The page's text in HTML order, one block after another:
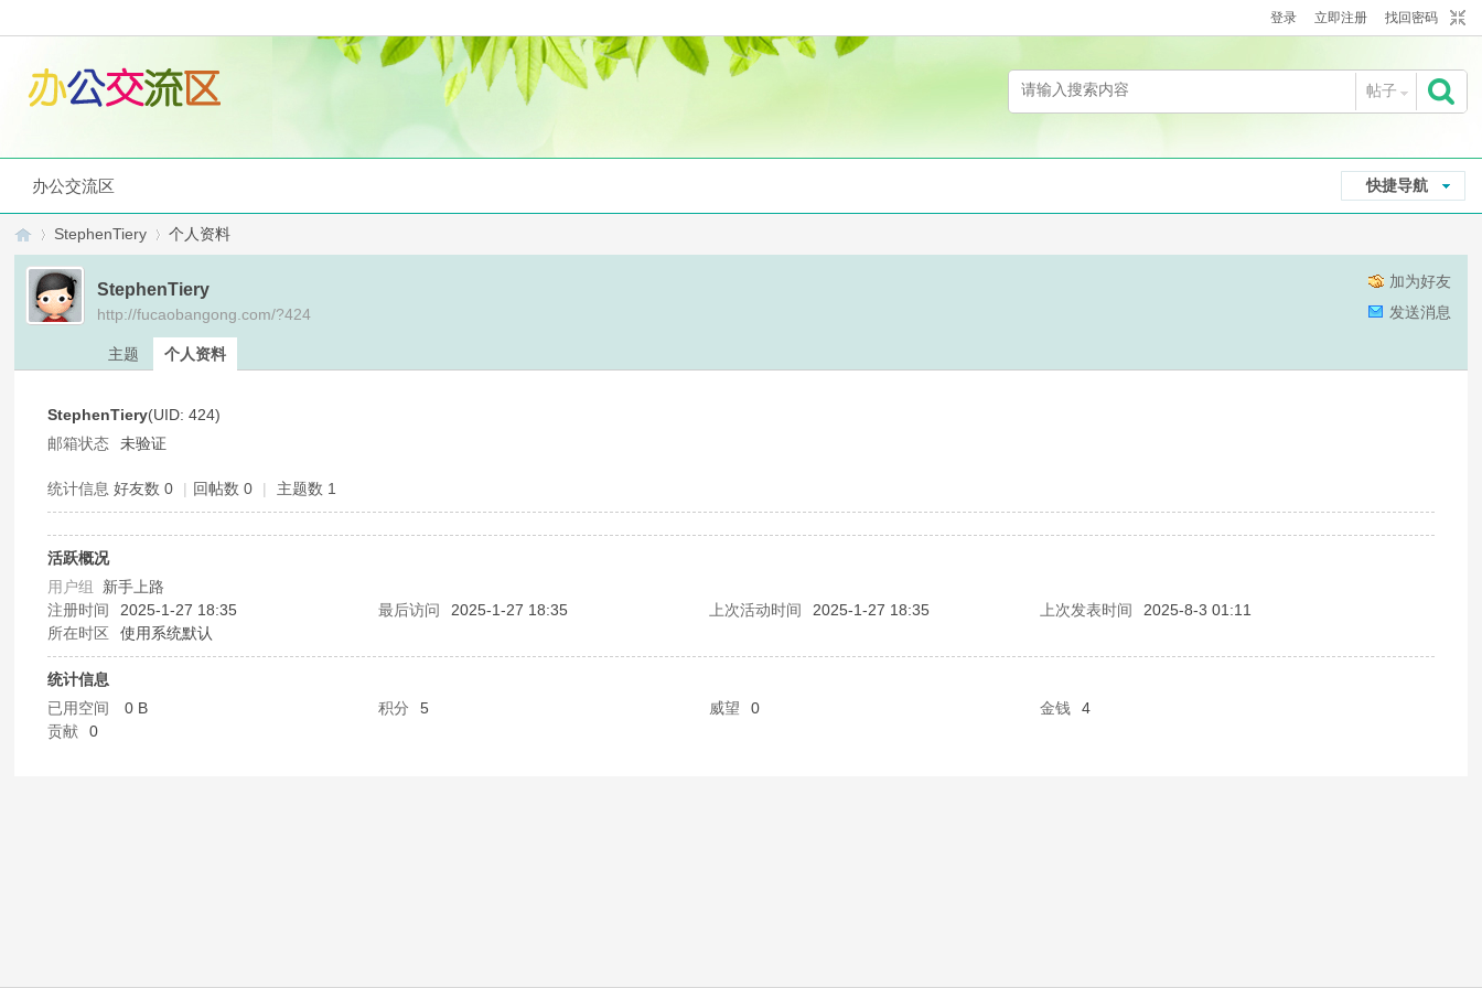
登录 立即注册 找回密码
帖子
索
快捷导航
办公交流区
办›
StephenTiery 个人资料
加为好友
发送消息
StephenTiery
http://fucaobangong.com/?424
主题 个人资料
StephenTiery(UID: 424)
邮箱状态
未验证
统计信息 好友数 0 | 回帖数 0 | 主题数 1
活跃概况
用户组 新手上路
注册时间
2025-1-27 18:35 最后访问 2025-1-27 18:35 上次活动时间 2025-1-27 18:35 上次发表时间
2025-8-3 01:11
所在时区
使用系统默认
统计信息
已用空间
0 B 积分 5 威望 0 金钱
4
贡献
0